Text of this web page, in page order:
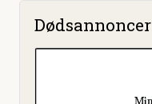
Dødsannoncer